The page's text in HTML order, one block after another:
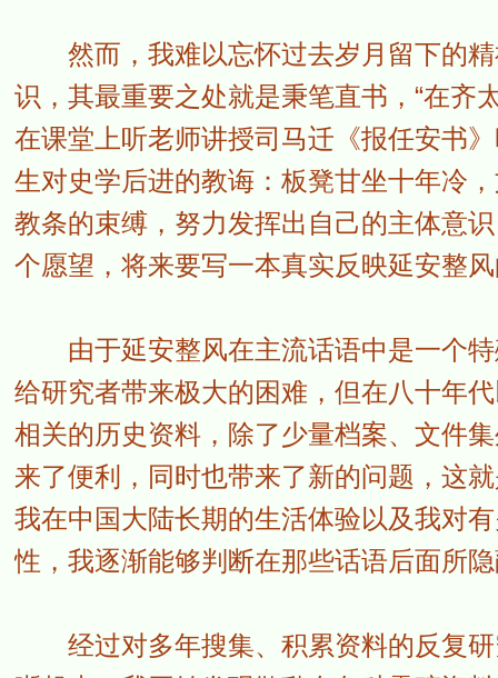
然而，我难以忘怀过去岁月留下的精
识，其最重要之处就是秉笔直书，“在齐
在课堂上听老师讲授司马迁《报任安书
生对史学后进的教诲：板凳甘坐十年冷
教条的束缚，努力发挥出自己的主体意
个愿望，将来要写一本真实反映延安整
由于延安整风在主流话语中是一个特
给研究者带来极大的困难，但在八十年
相关的历史资料，除了少量档案、文件
来了便利，同时也带来了新的问题，这
我在中国大陆长期的生活体验以及我对
性，我逐渐能够判断在那些话语后面所
经过对多年搜集、积累资料的反复研